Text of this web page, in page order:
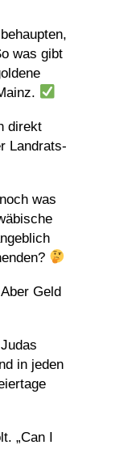
was gibt
direkt
Landrats-
was
Geld
in jeden
„Can I